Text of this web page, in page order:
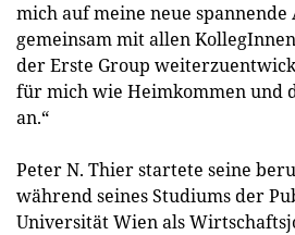
mich auf meine neue
gemeinsam mit allen
der Erste Group
für mich wie Heimkommen und
an.“
Peter N. Thier startete seine
während seines Studiums der
Universität Wien als